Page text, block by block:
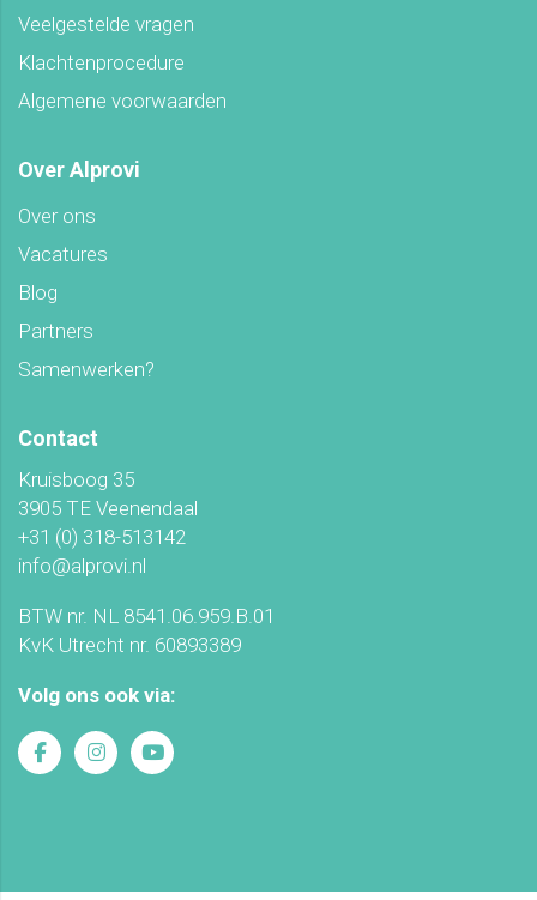
Veelgestelde vragen
Klachtenprocedure
Algemene voorwaarden
Over Alprovi
Over ons
Vacatures
Blog
Partners
Samenwerken?
Contact
Kruisboog 35
3905 TE Veenendaal
+31 (0) 318-513142
info@alprovi.nl
BTW nr. NL 8541.06.959.B.01
KvK Utrecht nr. 60893389
Volg ons ook via: